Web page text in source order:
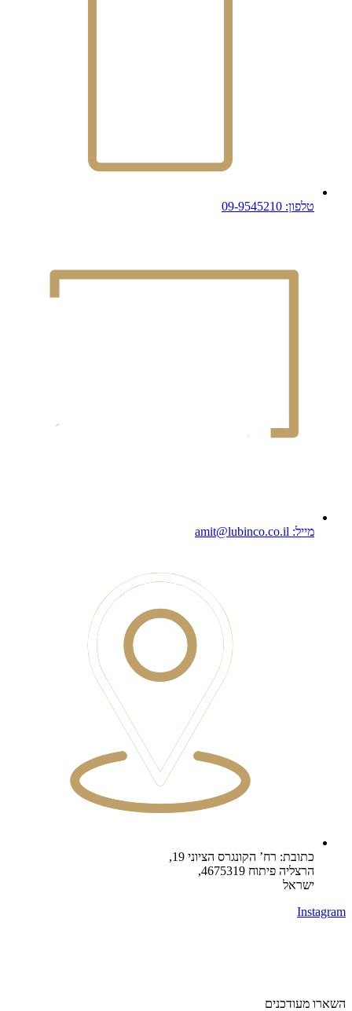
טלפון: 09-9545210
מייל: amit@lubinco.co.il
כתובת: רח’ הקונגרס הציוני 19,
הרצליה פיתוח 4675319,
ישראל
Instagram
השארו מעודכנים